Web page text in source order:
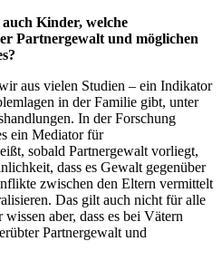
Kinder, welche
Partnergewalt und möglichen
aus vielen Studien – ein Indikator
in der Familie gibt, unter
In der Forschung
ein Mediator für
sobald Partnergewalt vorliegt,
dass es Gewalt gegenüber
zwischen den Eltern vermittelt
Das gilt auch nicht für alle
aber, dass es bei Vätern
Partnergewalt und